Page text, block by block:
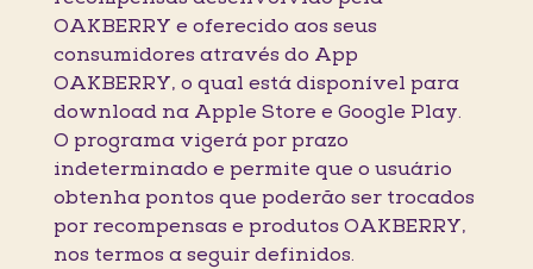
OAKBERRY e oferecido aos seus
consumidores através do App
OAKBERRY, o qual está disponível para
download na Apple Store e Google Play.
O programa vigerá por prazo
indeterminado e permite que o usuário
obtenha pontos que poderão ser trocados
por recompensas e produtos OAKBERRY,
nos termos a seguir definidos.